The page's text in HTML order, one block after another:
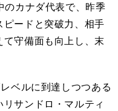
カナダ代表で、昨季
ードと突破力、相手
守備面も向上し、末
ベルに到達しつつある
サンドロ・マルティ